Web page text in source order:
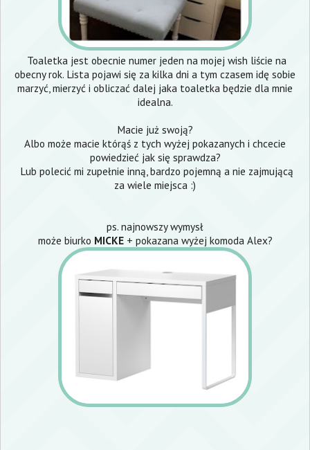
Toaletka jest obecnie numer jeden na mojej wish liście na
obecny rok. Lista pojawi się za kilka dni a tym czasem idę sobie
marzyć, mierzyć i obliczać dalej jaka toaletka będzie dla mnie
idealna.
Macie już swoją?
Albo może macie którąś z tych wyżej pokazanych i chcecie
powiedzieć jak się sprawdza?
Lub polecić mi zupełnie inną, bardzo pojemną a nie zajmującą
za wiele miejsca :)
ps. najnowszy wymysł
może biurko MICKE + pokazana wyżej komoda Alex?